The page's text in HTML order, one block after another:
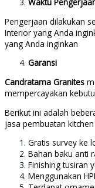
Pengerjaan dilakukan
Interior yang Anda
yang Anda inginkan
Garansi
Candratama Granites
mempercayakan
Berikut ini adalah
jasa pembuatan
Gratis survey ke
Bahan baku anti
Finishing tusiran
Menggunakan